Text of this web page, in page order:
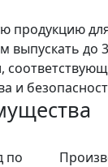
продукцию
до
и
по